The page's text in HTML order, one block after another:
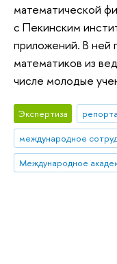
математической
с Пекинским
приложений. В ней
математиков из
числе молодые
Экспертиза
международное